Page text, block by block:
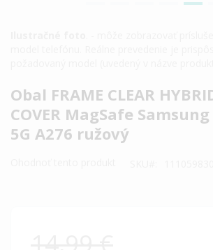
Obal FRAME CLEAR
COVER MagSafe
5G A276 ružový
Preskočiť
na
začiatok
galérie